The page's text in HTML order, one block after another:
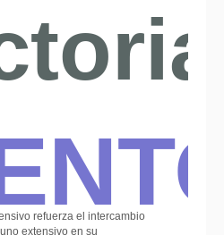
refuerza el intercambio
extensivo en su